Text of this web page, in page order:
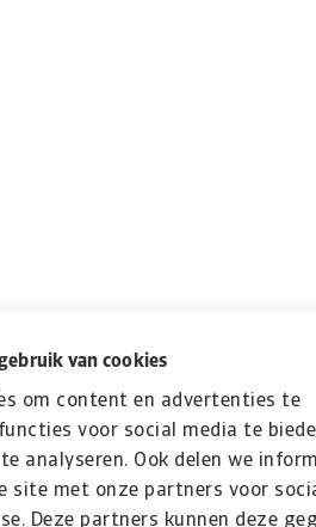
van cookies
om content en advertenties te
voor social media te
analyseren. Ook delen we
site met onze partners voor
Deze partners kunnen deze